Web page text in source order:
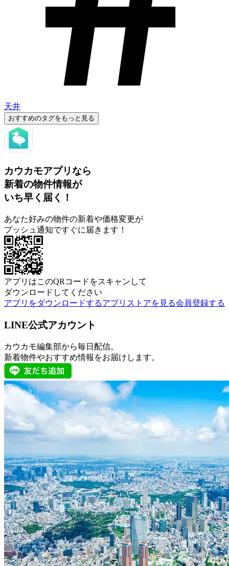
天井
おすすめのタグをもっと見る
カウカモアプリなら
新着の物件情報が
いち早く届く！
あなた好みの物件の新着や価格変更が
プッシュ通知ですぐに届きます！
アプリはこのQRコードをスキャンして
ダウンロードしてください
アプリをダウンロードするアプリストアを見る会員登録する
LINE公式アカウント
カウカモ編集部から毎日配信。
新着物件やおすすめ情報をお届けします。